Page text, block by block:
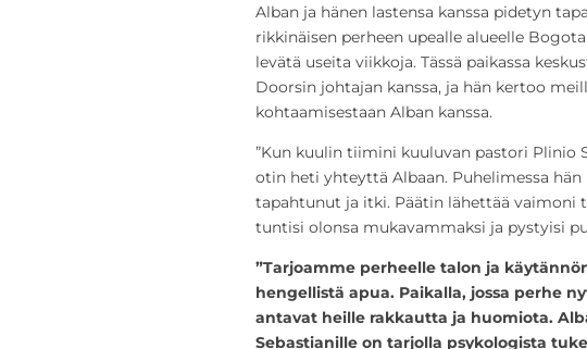
Alban ja hänen lastensa kanssa pidetyn
rikkinäisen perheen upealle alueelle
levätä useita viikkoja. Tässä paikassa
Doorsin johtajan kanssa, ja hän kertoo
kohtaamisestaan Alban kanssa.
”Kun kuulin tiimini kuuluvan pastori Plinio
otin heti yhteyttä Albaan. Puhelimessa
tapahtunut ja itki. Päätin lähettää vaimoni
tuntisi olonsa mukavammaksi ja pystyisi
”Tarjoamme perheelle talon ja
hengellistä apua. Paikalla, jossa perhe
antavat heille rakkautta ja huomiota.
Sebastianille on tarjolla psykologista